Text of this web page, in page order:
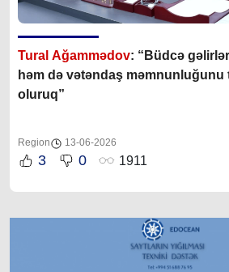
Tural Ağammədov: “Büdcə
həm də vətəndaş məmnunluğunu
oluruq”
Region 13-06-2026
3 0 1911